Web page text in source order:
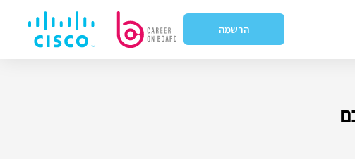
הרשמה